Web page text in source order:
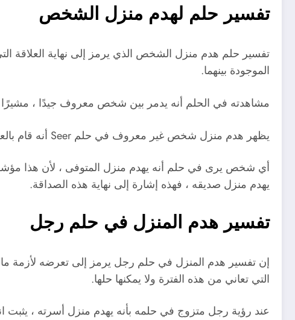
تفسير حلم لهدم منزل الشخص
تفسير حلم هدم منزل الشخص الذي يرمز إلى نهاية العلاقة
الموجودة بينهما.
مشاهدته في الحلم أنه يدمر بين شخص معروف جيدًا ،
يظهر هدم منزل شخص غير معروف في حلم Seer أنه قام بالعديد من الكوارث والمشاكل مع الآخرين ، مما يجعله غير سارة.
أي شخص يرى في حلم أنه يهدم منزل المتوفى ، لأن هذا مؤشر
يهدم منزل صديقه ، فهذه إشارة إلى نهاية هذه الصداقة.
تفسير هدم المنزل في حلم رجل
إن تفسير هدم المنزل في حلم رجل يرمز إلى تعرضه لأزمة
التي تعاني من هذه الفترة ولا يمكنها حلها.
عند رؤية رجل متزوج في حلمه بأنه يهدم منزل أسرته ، يثبت